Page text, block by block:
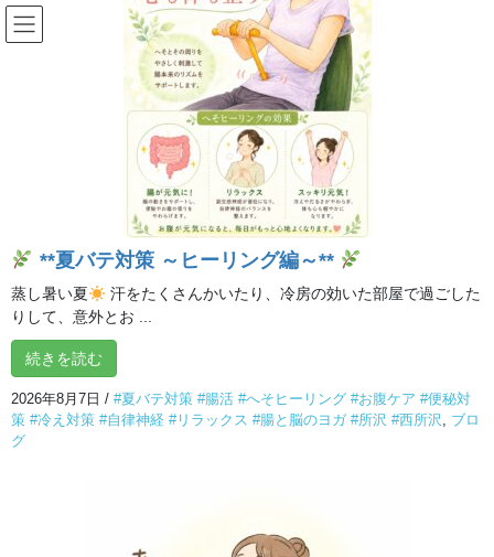
コ
ン
ナ
ビ
投稿
地球の日記念、会員さんとアースランしました。
KakaoTalk_20250421_181659989_04
/ 最終更新日時 :2025年4月21日
イルチブレインヨガ 所沢
スタジオ
KakaoTalk_20250421_181659989_0
4
**夏バテ対策 ～ヒーリング編～**
蒸し暑い夏
汗をたくさんかいたり、冷房の効いた部屋で過ごした
りして、意外とお ...
続きを読む
2026年8月7日 / #夏バテ対策 #腸活 #へそヒーリング #お腹ケア #便秘対
策 #冷え対策 #自律神経 #リラックス #腸と脳のヨガ #所沢 #西所沢 , ブロ
グ